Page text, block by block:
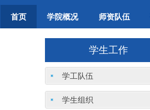
首页 学院概况 师资队伍
学生工作
学工队伍
学生组织